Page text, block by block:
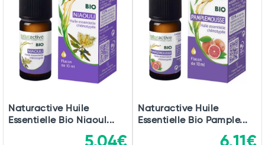
Naturactive Huile
Essentielle Bio Niaoul...
Naturactive Huile
Essentielle Bio Pample...